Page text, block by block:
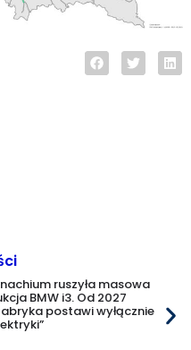
ruszyła masowa
BMW i3. Od 2027
postawi wyłącznie